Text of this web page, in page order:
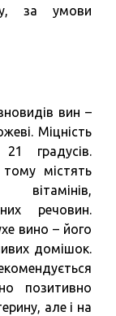
за умови
вин –
Міцність
градусів.
містять
вітамінів,
речовин.
вино – його
домішок.
позитивно
але і на